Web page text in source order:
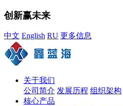
创新赢未来
中文 English RU 更多信息
关于我们
公司简介 发展历程 组织架构
核心产品